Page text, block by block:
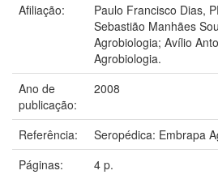
Afiliação:
Paulo Francisco Dias,
Sebastião Manhães
Agrobiologia; Avílio
Agrobiologia.
Ano de
publicação:
2008
Referência:
Seropédica: Embrapa
Páginas:
4 p.